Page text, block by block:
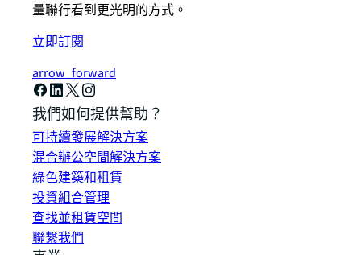
量聯行看到更光明的方式。
立即訂閱
arrow_forward
我們如何提供幫助？
可持續發展解決方案
混合辦公空間解決方案
綠色建築和租賃
投資組合管理
查找並租賃空間
聯繫我們